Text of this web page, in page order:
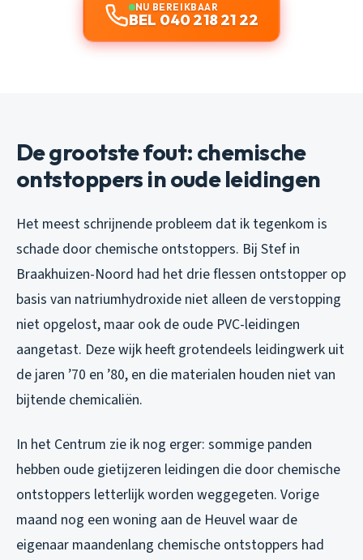
NU BEREIKBAAR
BEL 040 218 21 22
De grootste fout: chemische
ontstoppers in oude leidingen
Het meest schrijnende probleem dat ik tegenkom is
schade door chemische ontstoppers. Bij Stef in
Braakhuizen-Noord had het drie flessen ontstopper op
basis van natriumhydroxide niet alleen de verstopping
niet opgelost, maar ook de oude PVC-leidingen
aangetast. Deze wijk heeft grotendeels leidingwerk uit
de jaren ’70 en ’80, en die materialen houden niet van
bijtende chemicaliën.
In het Centrum zie ik nog erger: sommige panden
hebben oude gietijzeren leidingen die door chemische
ontstoppers letterlijk worden weggegeten. Vorige
maand nog een woning aan de Heuvel waar de
eigenaar maandenlang chemische ontstoppers had